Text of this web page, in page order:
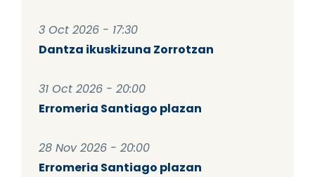
3 Oct 2026 - 17:30
Dantza ikuskizuna Zorrotzan
31 Oct 2026 - 20:00
Erromeria Santiago plazan
28 Nov 2026 - 20:00
Erromeria Santiago plazan